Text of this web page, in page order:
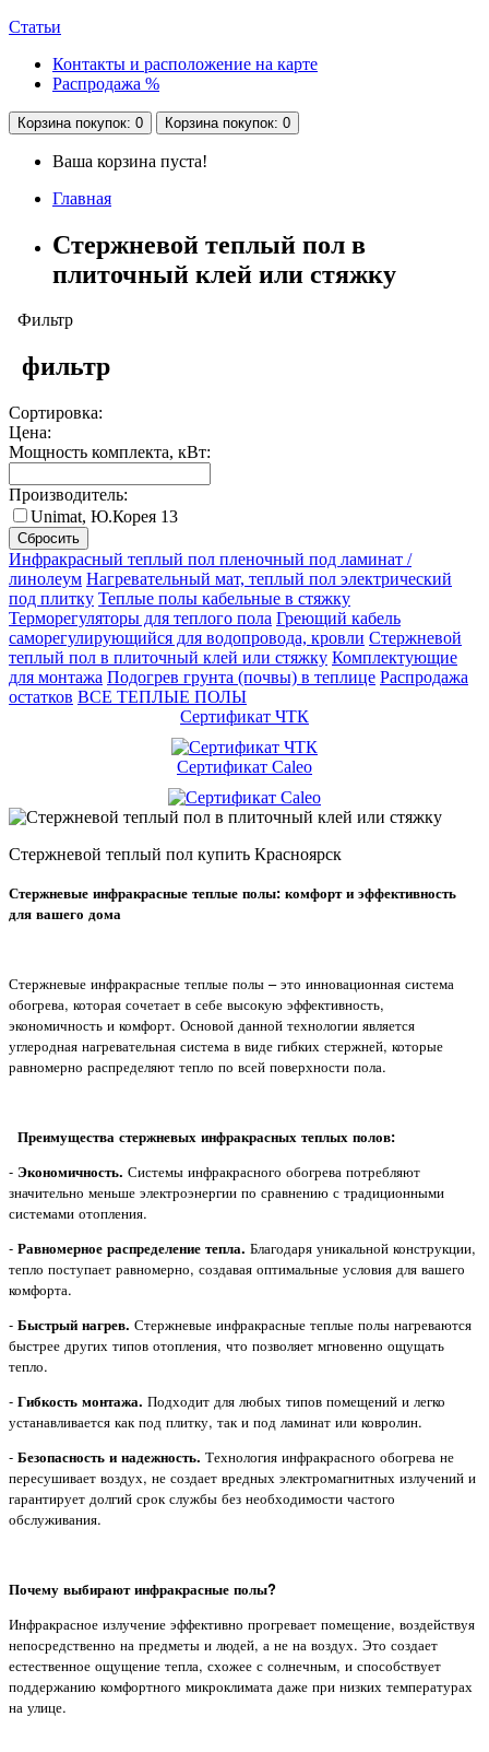
Статьи
Контакты и расположение на карте
Распродажа %
Корзина покупок: 0 Корзина покупок: 0
Ваша корзина пуста!
Главная
Cтержневой теплый пол в
плиточный клей или стяжку
Фильтр
фильтр
Сортировка:
Цена:
Мощность комплекта, кВт:
Производитель:
Unimat, Ю.Корея 13
Сбросить
Инфракрасный теплый пол пленочный под ламинат /
линолеум Нагревательный мат, теплый пол электрический
под плитку Теплые полы кабельные в стяжку
Терморегуляторы для теплого пола Греющий кабель
саморегулирующийся для водопровода, кровли Cтержневой
теплый пол в плиточный клей или стяжку Комплектующие
для монтажа Подогрев грунта (почвы) в теплице Распродажа
остатков ВСЕ ТЕПЛЫЕ ПОЛЫ
Сертификат ЧТК
Сертификат Caleo
Cтержневой теплый пол купить Красноярск
Стержневые инфракрасные теплые полы: комфорт и эффективность
для вашего дома
Стержневые инфракрасные теплые полы – это инновационная система
обогрева, которая сочетает в себе высокую эффективность,
экономичность и комфорт. Основой данной технологии является
углеродная нагревательная система в виде гибких стержней, которые
равномерно распределяют тепло по всей поверхности пола.
Преимущества стержневых инфракрасных теплых полов:
- Экономичность. Системы инфракрасного обогрева потребляют
значительно меньше электроэнергии по сравнению с традиционными
системами отопления.
- Равномерное распределение тепла. Благодаря уникальной конструкции,
тепло поступает равномерно, создавая оптимальные условия для вашего
комфорта.
- Быстрый нагрев. Стержневые инфракрасные теплые полы нагреваются
быстрее других типов отопления, что позволяет мгновенно ощущать
тепло.
- Гибкость монтажа. Подходит для любых типов помещений и легко
устанавливается как под плитку, так и под ламинат или ковролин.
- Безопасность и надежность. Технология инфракрасного обогрева не
пересушивает воздух, не создает вредных электромагнитных излучений и
гарантирует долгий срок службы без необходимости частого
обслуживания.
Почему выбирают инфракрасные полы?
Инфракрасное излучение эффективно прогревает помещение, воздействуя
непосредственно на предметы и людей, а не на воздух. Это создает
естественное ощущение тепла, схожее с солнечным, и способствует
поддержанию комфортного микроклимата даже при низких температурах
на улице.